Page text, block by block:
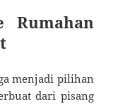
Rumahan
menjadi pilihan
dari pisang